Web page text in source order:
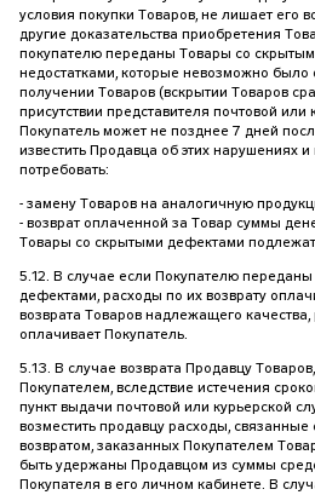
условия покупки Товаров, не лишает его
другие доказательства приобретения
покупателю переданы Товары со
недостатками, которые невозможно
получении Товаров (вскрытии Товаров
присутствии представителя почтовой или
Покупатель может не позднее 7 дней
известить Продавца об этих нарушениях
потребовать:
- замену Товаров на аналогичную
- возврат оплаченной за Товар суммы
Товары со скрытыми дефектами подлежат
5.12. В случае если Покупателю
дефектами, расходы по их возврату
возврата Товаров надлежащего качества,
оплачивает Покупатель.
5.13. В случае возврата Продавцу
Покупателем, вследствие истечения
пункт выдачи почтовой или курьерской
возместить продавцу расходы, связанные
возвратом, заказанных Покупателем
быть удержаны Продавцом из суммы
Покупателя в его личном кабинете. В